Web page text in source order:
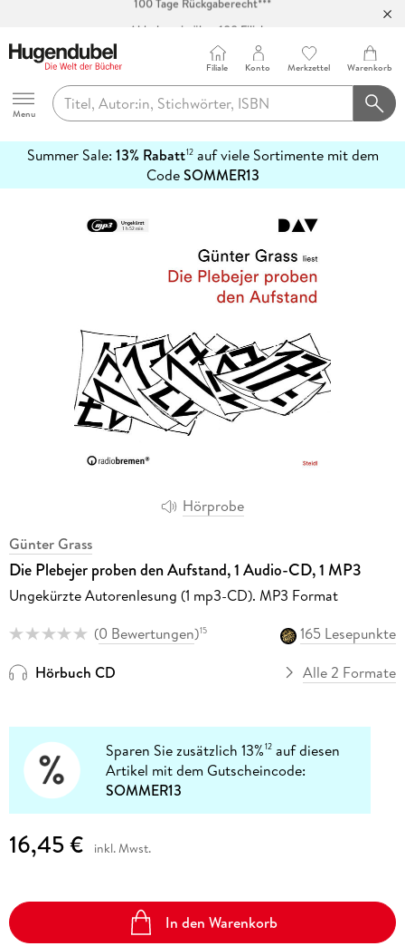
Abholung in über 100 Filialen
Hugendubel
Menu
Filiale Konto Merkzettel Warenkorb
Summer Sale: 13% Rabatt12auf viele Sortimente mit dem
CodeSOMMER13
erfahren
Hörprobe
Günter Grass
Die Plebejer proben den Aufstand, 1 Audio-CD, 1 MP3
Ungekürzte Autorenlesung (1 mp3-CD). MP3 Format
(0 Bewertungen)15
165 Lesepunkte
Hörbuch CD
Alle 2 Formate
Sparen Sie zusätzlich 13%12 auf diesen
Artikel mit dem Gutscheincode:
SOMMER13
16,45 € inkl. Mwst.
In den Warenkorb